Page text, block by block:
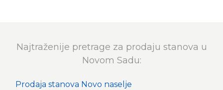
Najtraženije pretrage za prodaju stanova u
Novom Sadu:
Prodaja stanova Novo naselje